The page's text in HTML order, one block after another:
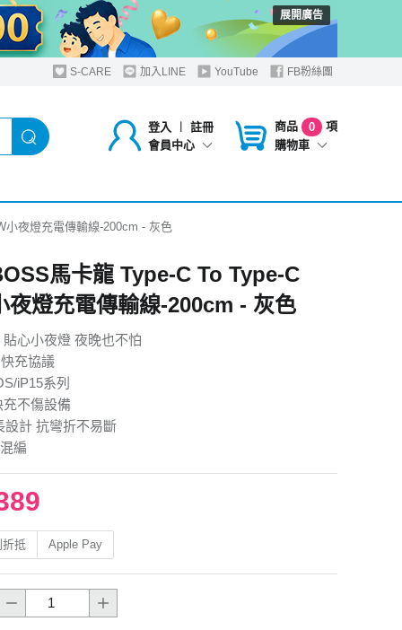
展開廣告
S-CARE 加入LINE YouTube FB粉絲團
登入 ︱
註冊
會員中心
商品 0
項
購物車
小夜燈充電傳輸線-200cm - 灰色
馬卡龍 Type-C To Type-C
夜燈充電傳輸線-200cm - 灰色
心小夜燈 夜晚也不怕
充協議
iP15系列
不傷設備
設計 抗彎折不易斷
編
抵 Apple Pay